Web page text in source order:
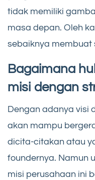
tidak memiliki
masa depan. Oleh
sebaiknya membuat
Bagaimana
misi dengan
Dengan adanya visi
akan mampu
dicita-citakan atau
foundernya. Namun
misi perusahaan ini